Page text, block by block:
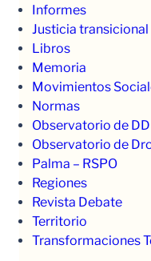
Informes
Justicia transicional
Libros
Memoria
Movimientos
Normas
Observatorio de
Observatorio de
Palma – RSPO
Regiones
Revista Debate
Territorio
Transformaciones